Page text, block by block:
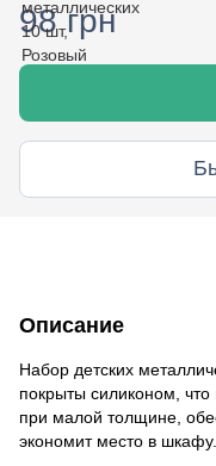
98 грн
Описание
Набор детских
покрыты силиконом, что
при малой толщине,
экономит место в